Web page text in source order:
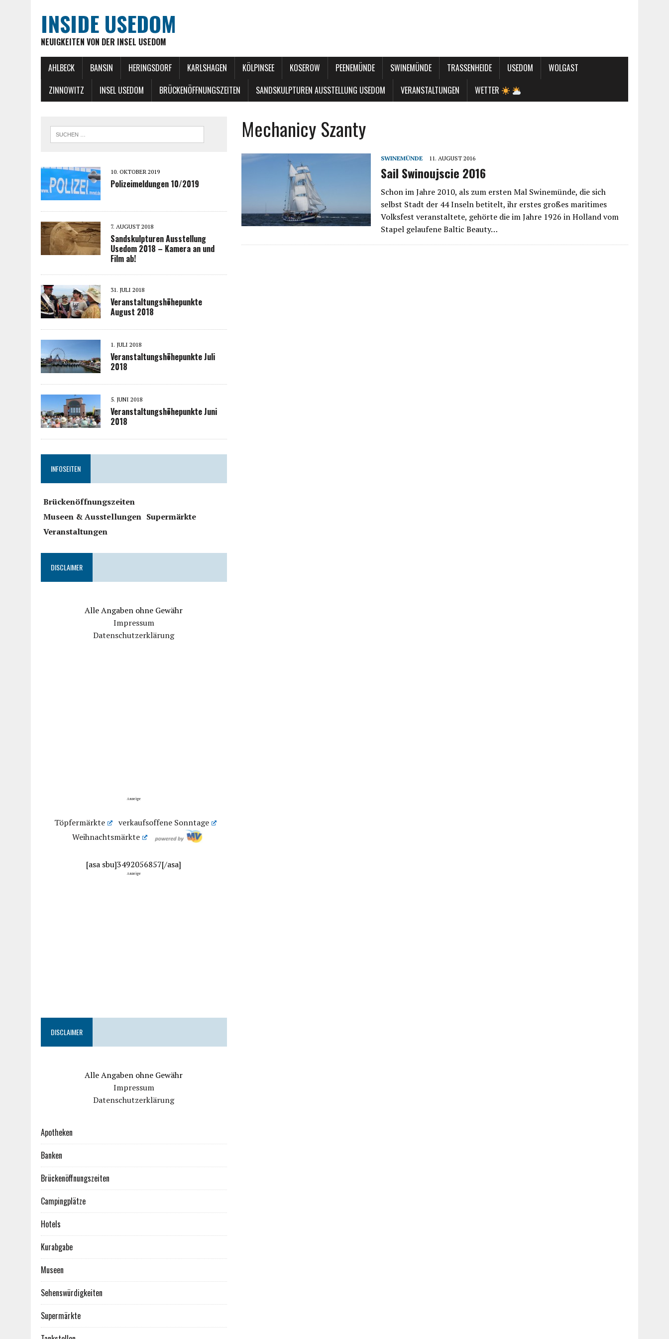
INSIDE USEDOM
NEUIGKEITEN VON DER INSEL USEDOM
AHLBECK BANSIN HERINGSDORF KARLSHAGEN KÖLPINSEE KOSEROW PEENEMÜNDE SWINEMÜNDE TRASSENHEIDE USEDOM
WOLGAST
ZINNOWITZ
INSEL USEDOM BRÜCKENÖFFNUNGSZEITEN SANDSKULPTUREN AUSSTELLUNG USEDOM VERANSTALTUNGEN WETTER
Mechanicy Szanty
SWINEMÜNDE 11. AUGUST 2016
Sail Swinoujscie 2016
Schon im Jahre 2010, als zum ersten Mal Swinemünde, die sich
selbst Stadt der 44 Inseln betitelt, ihr erstes großes maritimes
Volksfest veranstaltete, gehörte die im Jahre 1926 in Holland vom
Stapel gelaufene Baltic Beauty…
10. OKTOBER 2019
Polizeimeldungen 10/2019
7. AUGUST 2018
Sandskulpturen Ausstellung
Usedom 2018 – Kamera an und
Film ab!
31. JULI 2018
Veranstaltungshöhepunkte
August 2018
1. JULI 2018
Veranstaltungshöhepunkte Juli
2018
5. JUNI 2018
Veranstaltungshöhepunkte Juni
2018
INFOSEITEN
Brückenöffnungszeiten
Museen & Ausstellungen Supermärkte
Veranstaltungen
DISCLAIMER
Alle Angaben ohne Gewähr
Impressum
Datenschutzerklärung
Anzeige
Töpfermärkte
verkaufsoffene Sonntage
Weihnachtsmärkte
[asa sbu]3492056857[/asa]
Anzeige
DISCLAIMER
Alle Angaben ohne Gewähr
Impressum
Datenschutzerklärung
Apotheken
Banken
Brückenöffnungszeiten
Campingplätze
Hotels
Kurabgabe
Museen
Sehenswürdigkeiten
Supermärkte